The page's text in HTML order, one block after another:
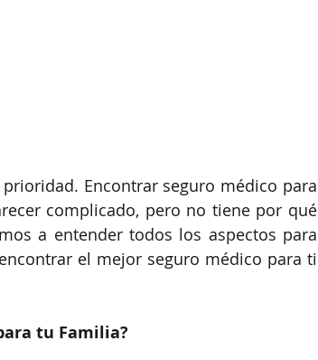
Encontrar seguro médico para
complicado, pero no tiene por qué
a entender todos los aspectos para
el mejor seguro médico para ti
tu Familia?